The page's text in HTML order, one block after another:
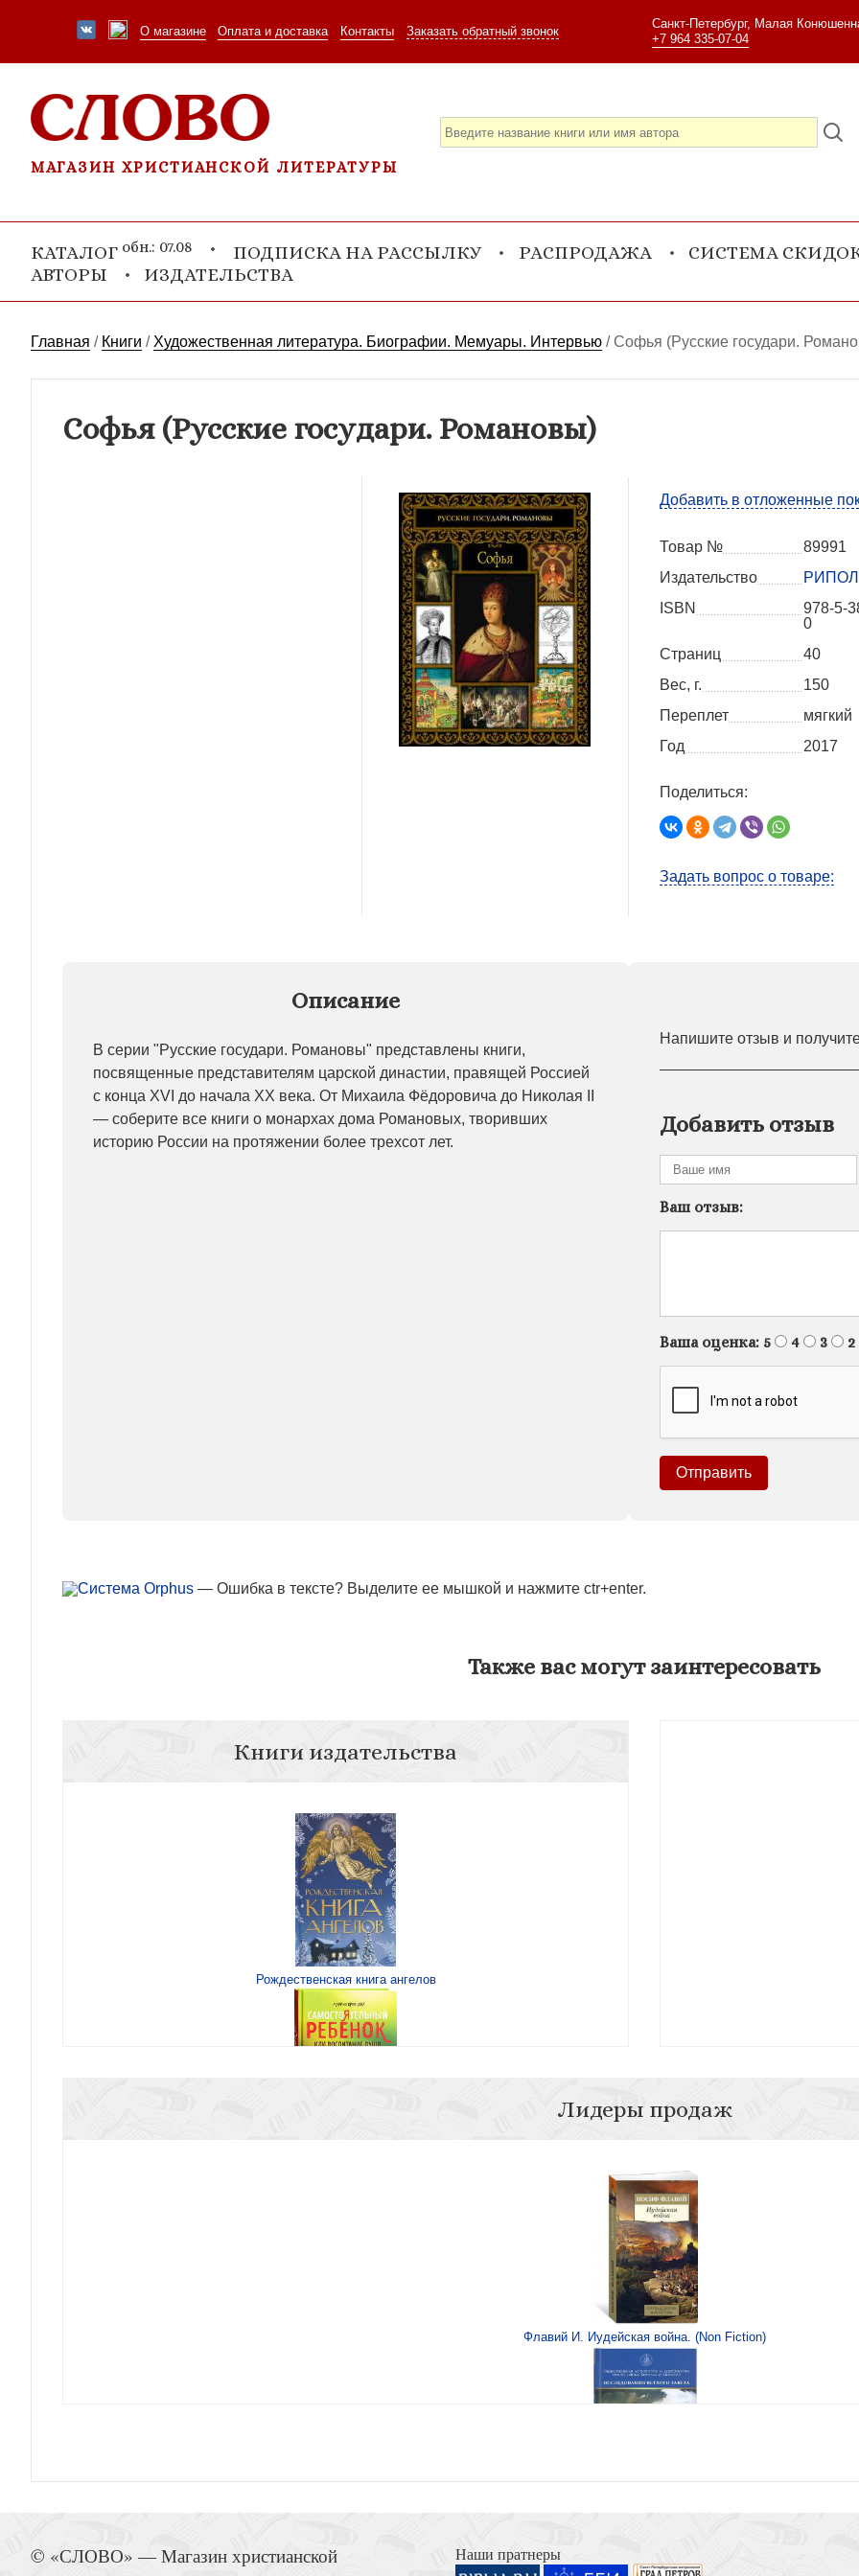
О магазине Оплата и доставка Контакты Заказать обратный звонок
Санкт-Петербург, Малая
+7 964 335-07-04
МАГАЗИН ХРИСТИАНСКОЙ ЛИТЕРАТУРЫ
КАТАЛОГ обн.: 07.08 ПОДПИСКА НА РАССЫЛКУ РАСПРОДАЖА
СИСТЕМА
АВТОРЫ
ИЗДАТЕЛЬСТВА
Главная / Книги / Художественная литература. Биографии. Мемуары. Интервью /Софья (Русские государи.
Софья (Русские государи. Романовы)
Добавить в отложенные
Товар №
89991
Издательство
РИПОЛ
ISBN
978-5-
0
Страниц
40
Вес, г.
150
Переплет
мягкий
Год
2017
Поделиться:
Задать вопрос о товаре:
Описание
В серии "Русские государи. Романовы" представлены книги,
посвященные представителям царской династии, правящей Россией
с конца XVI до начала XX века. От Михаила Фёдоровича до Николая II
— соберите все книги о монархах дома Романовых, творивших
историю России на протяжении более трехсот лет.
Напишите отзыв и
Добавить отзыв
Ваш отзыв:
Ваша оценка: 5 4 3 2
— Ошибка в тексте? Выделите ее мышкой и нажмите ctr+enter.
Также вас могут заинтересовать
Книги издательства
Рождественская книга ангелов
Лидеры продаж
Флавий И. Иудейская война. (Non Fiction)
Книга Иисуса Навина
© «СЛОВО» — Магазин христианской
Наши пратнеры